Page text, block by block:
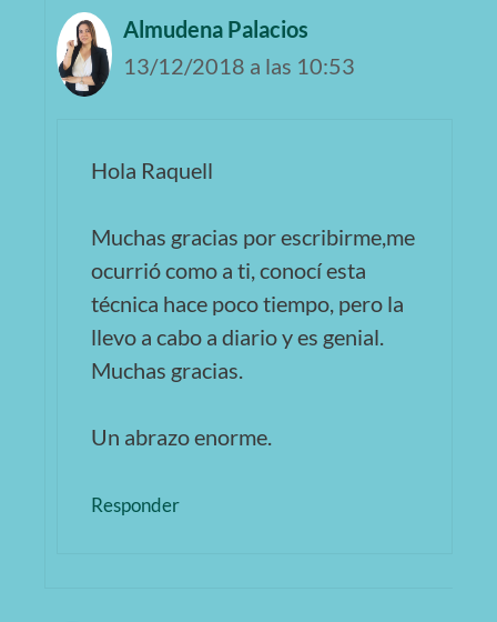
Almudena Palacios
13/12/2018 a las 10:53
Hola Raquell
Muchas gracias por escribirme,me
ocurrió como a ti, conocí esta
técnica hace poco tiempo, pero la
llevo a cabo a diario y es genial.
Muchas gracias.
Un abrazo enorme.
Responder